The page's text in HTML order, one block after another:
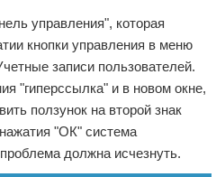
управления", которая
кнопки управления в меню
записи пользователей.
"гиперссылка" и в новом окне,
ползунок на второй знак
"ОК" система
должна исчезнуть.